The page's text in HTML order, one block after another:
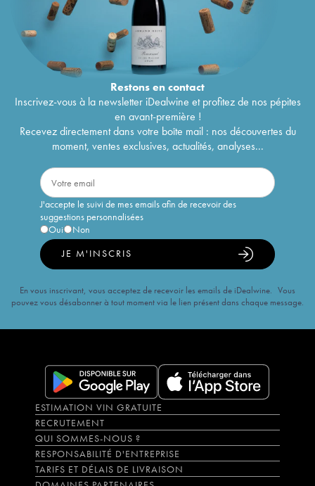
Restons encontact
Inscrivez-vous à la newsletter iDealwine et profitez de nos pépites
en avant-première !
Recevez directement dans votre boîte mail : nos découvertes du
moment, ventes exclusives, actualités, analyses...
J'accepte le suivi de mes emails afin de recevoir des
suggestions personnalisées
Oui
Non
JE M'INSCRIS
En vous inscrivant, vous acceptez de recevoir les emails de iDealwine. Vous
pouvez vous désabonner à tout moment via le lien présent dans chaque message.
ESTIMATION VIN GRATUITE
RECRUTEMENT
QUI SOMMES-NOUS ?
RESPONSABILITÉ D'ENTREPRISE
TARIFS ET DÉLAIS DE LIVRAISON